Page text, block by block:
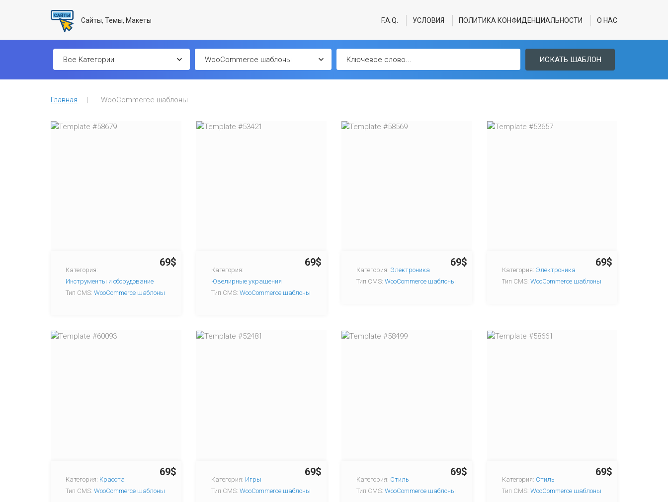
Сайты, Темы, Макеты F.A.Q. УСЛОВИЯ ПОЛИТИКА КОНФИДЕНЦИАЛЬНОСТИ О НАС
ИСКАТЬ ШАБЛОН
Главная WooCommerce шаблоны
69$
Категория:
Инструменты и оборудование
Тип CMS: WooCommerce шаблоны
69$
Категория:
Ювелирные украшения
Тип CMS: WooCommerce шаблоны
69$
Категория: Электроника
Тип CMS: WooCommerce шаблоны
69$
Категория: Электроника
Тип CMS: WooCommerce шаблоны
69$
Категория: Красота
Тип CMS: WooCommerce шаблоны
69$
Категория: Игры
Тип CMS: WooCommerce шаблоны
69$
Категория: Стиль
Тип CMS: WooCommerce шаблоны
69$
Категория: Стиль
Тип CMS: WooCommerce шаблоны